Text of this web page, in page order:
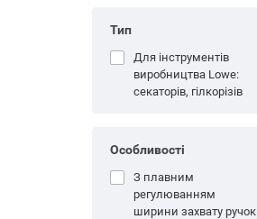
Тип
для інструментів
виробництва Lowe:
секаторів, гілкорізів
Особливості
З плавним
регулюванням
ширини захвату ручок